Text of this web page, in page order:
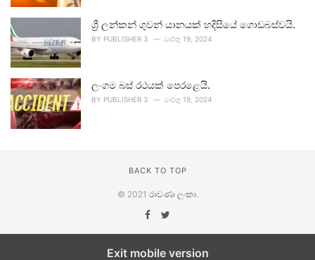
ශ්‍රී ලන්කන් ගුවන් යානයක් හදිසියේ ගොඩබස්වයි.
BY PUBLISHER 3 මාර්තු 19, 2024
ලංගම බස් රථයක් පෙරළෙයි.
BY PUBLISHER 3 මාර්තු 19, 2024
BACK TO TOP
© 2021 රාවණා ලංකා.
Exit mobile version